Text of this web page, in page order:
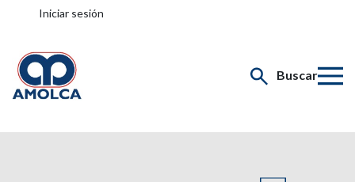
Iniciar sesión
Buscar